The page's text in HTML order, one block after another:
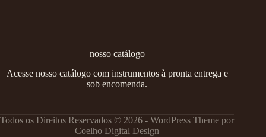
nosso catálogo
Acesse nosso catálogo com instrumentos à pronta entrega e
sob encomenda.
Todos os Direitos Reservados © 2026 - WordPress Theme por
Coelho Digital Design